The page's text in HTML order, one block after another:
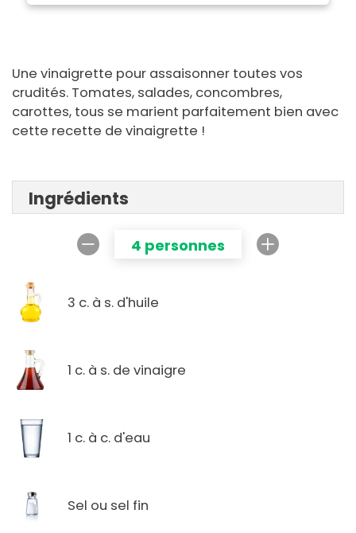
Une vinaigrette pour assaisonner toutes vos
crudités. Tomates, salades, concombres,
carottes, tous se marient parfaitement bien avec
cette recette de vinaigrette !
Ingrédients
4 personnes
3 c. à s. d'huile
1 c. à s. de vinaigre
1 c. à c. d'eau
Sel ou sel fin